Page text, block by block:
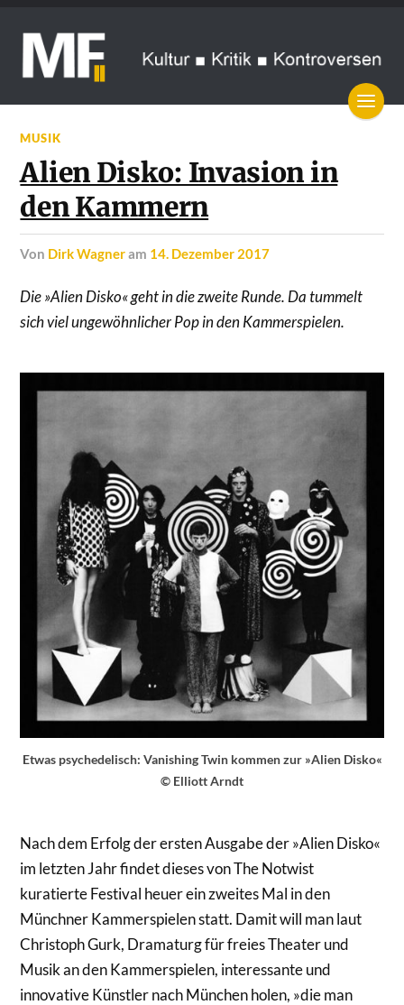
MUSIK
Alien Disko: Invasion in
den Kammern
von Dirk Wagneram 14. Dezember 2017
Die »Alien Disko« geht in die zweite Runde. Da tummelt
sich viel ungewöhnlicher Pop in den Kammerspielen.
Etwas psychedelisch: Vanishing Twin kommen zur »Alien Disko«
© Elliott Arndt
Nach dem Erfolg der ersten Ausgabe der »Alien Disko«
im letzten Jahr findet dieses von The Notwist
kuratierte Festival heuer ein zweites Mal in den
Münchner Kammerspielen statt. Damit will man laut
Christoph Gurk, Dramaturg für freies Theater und
Musik an den Kammerspielen, interessante und
innovative Künstler nach München holen, »die man